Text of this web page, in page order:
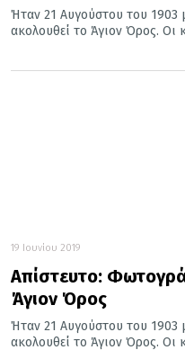
Ήταν 21 Αυγούστου του 1903
ακολουθεί το Άγιον Όρος. Οι
19 Ιουνίου 2019
Απίστευτο:
Άγιον Όρος
Ήταν 21 Αυγούστου του 1903
ακολουθεί το Άγιον Όρος. Οι